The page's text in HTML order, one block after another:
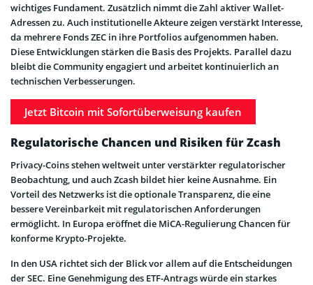
wichtiges Fundament. Zusätzlich nimmt die Zahl aktiver Wallet-
Adressen zu. Auch institutionelle Akteure zeigen verstärkt Interesse,
da mehrere Fonds ZEC in ihre Portfolios aufgenommen haben.
Diese Entwicklungen stärken die Basis des Projekts. Parallel dazu
bleibt die Community engagiert und arbeitet kontinuierlich an
technischen Verbesserungen.
Jetzt Bitcoin mit Sofortüberweisung kaufen
Regulatorische Chancen und Risiken für Zcash
Privacy-Coins stehen weltweit unter verstärkter regulatorischer
Beobachtung, und auch Zcash bildet hier keine Ausnahme. Ein
Vorteil des Netzwerks ist die optionale Transparenz, die eine
bessere Vereinbarkeit mit regulatorischen Anforderungen
ermöglicht. In Europa eröffnet die MiCA-Regulierung Chancen für
konforme Krypto-Projekte.
In den USA richtet sich der Blick vor allem auf die Entscheidungen
der SEC. Eine Genehmigung des ETF-Antrags würde ein starkes